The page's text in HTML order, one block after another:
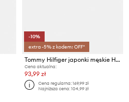
-10%
extra -5% z kodem: OFF*
Tommy Hilfiger japonki męskie HILFIGER CHAMBRAY BEACH SANDAL
Cena aktualna:
93,99 zł
Cena regularna:169,99 zł
Najniższa cena:104,99 zł